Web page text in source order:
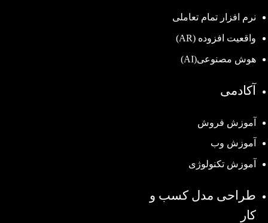
نرم افزار تمام تعاملی
واقعیت افزوده (AR)
هوش مصنوعی(AI)
آکادمی
آموزش فروش
آموزش وب
آموزش تکنولوژی
طراحی مدل کسب و
کار